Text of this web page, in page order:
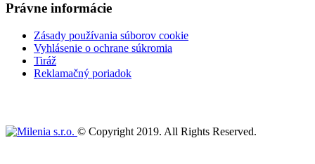
Právne informácie
Zásady používania súborov cookie
Vyhlásenie o ochrane súkromia
Tiráž
Reklamačný poriadok
© Copyright 2019. All Rights Reserved.